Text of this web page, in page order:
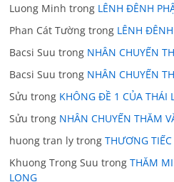
Luong Minh trong LÊNH ĐÊNH
Phan Cát Tường trong LÊNH
Bacsi Suu trong NHÂN CHUYẾN
Bacsi Suu trong NHÂN CHUYẾN
Sửu trong KHÔNG ĐỀ 1 CỦA THÁI
Sửu trong NHÂN CHUYẾN THĂM
huong tran ly trongTHƯƠNG
Khuong Trong Suu trongTHĂM
LONG